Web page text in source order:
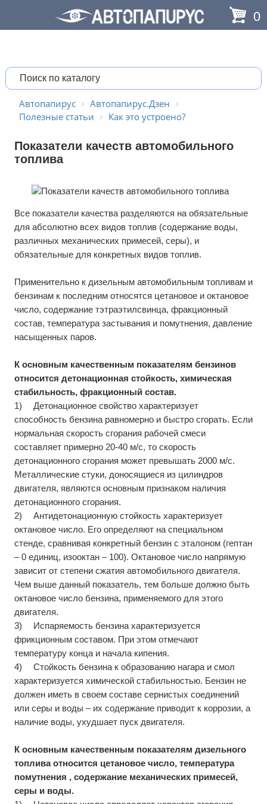
0
Автопапирус
Автопапирус.Дзен
Полезные статьи
Как это устроено?
Показатели качеств автомобильного
топлива
Все показатели качества разделяются на обязательные
для абсолютно всех видов топлив (содержание воды,
различных механических примесей, серы), и
обязательные для конкретных видов топлив.
Применительно к дизельным автомобильным топливам и
бензинам к последним относятся цетановое и октановое
число, содержание тэтраэтилсвинца, фракционный
состав, температура застывания и помутнения, давление
насыщенных паров.
К основным качественным показателям бензинов
относится детонационная стойкость, химическая
стабильность, фракционный состав.
1)
Детонационное свойство характеризует
способность бензина равномерно и быстро сгорать. Если
нормальная скорость сгорания рабочей смеси
составляет примерно 20-40 м/с, то скорость
детонационного сгорания может превышать 2000 м/с.
Металлические стуки, доносящиеся из цилиндров
двигателя, являются основным признаком наличия
детонационного сгорания.
2)
Антидетонационную стойкость характеризует
октановое число. Его определяют на специальном
стенде, сравнивая конкретный бензин с эталоном (гептан
– 0 единиц, изооктан – 100). Октановое число напрямую
зависит от степени сжатия автомобильного двигателя.
Чем выше данный показатель, тем больше должно быть
октановое число бензина, применяемого для этого
двигателя.
3)
Испаряемость бензина характеризуется
фрикционным составом. При этом отмечают
температуру конца и начала кипения.
4)
Стойкость бензина к образованию нагара и смол
характеризуется химической стабильностью. Бензин не
должен иметь в своем составе сернистых соединений
или серы и воды – их содержание приводит к коррозии, а
наличие воды, ухудшает пуск двигателя.
К основным качественным показателям дизельного
топлива относится цетановое число, температура
помутнения , содержание механических примесей,
серы и воды.